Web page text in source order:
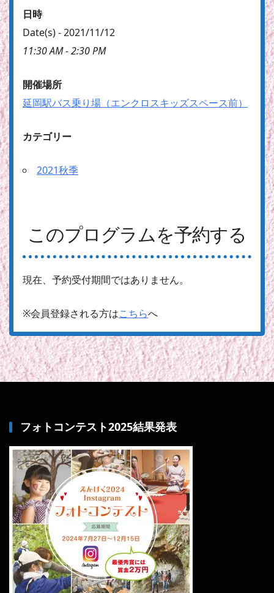
日時
Date(s) - 2021/11/12
11:30 AM - 2:30 PM
開催場所
延岡駅バス乗り場（エンクロスキッズスペース前）
カテゴリー
2021秋季
このプログラムを予約する
現在、予約受付期間ではありません。
※会員登録される方はこちらへ
フォトコンテスト2025結果発表